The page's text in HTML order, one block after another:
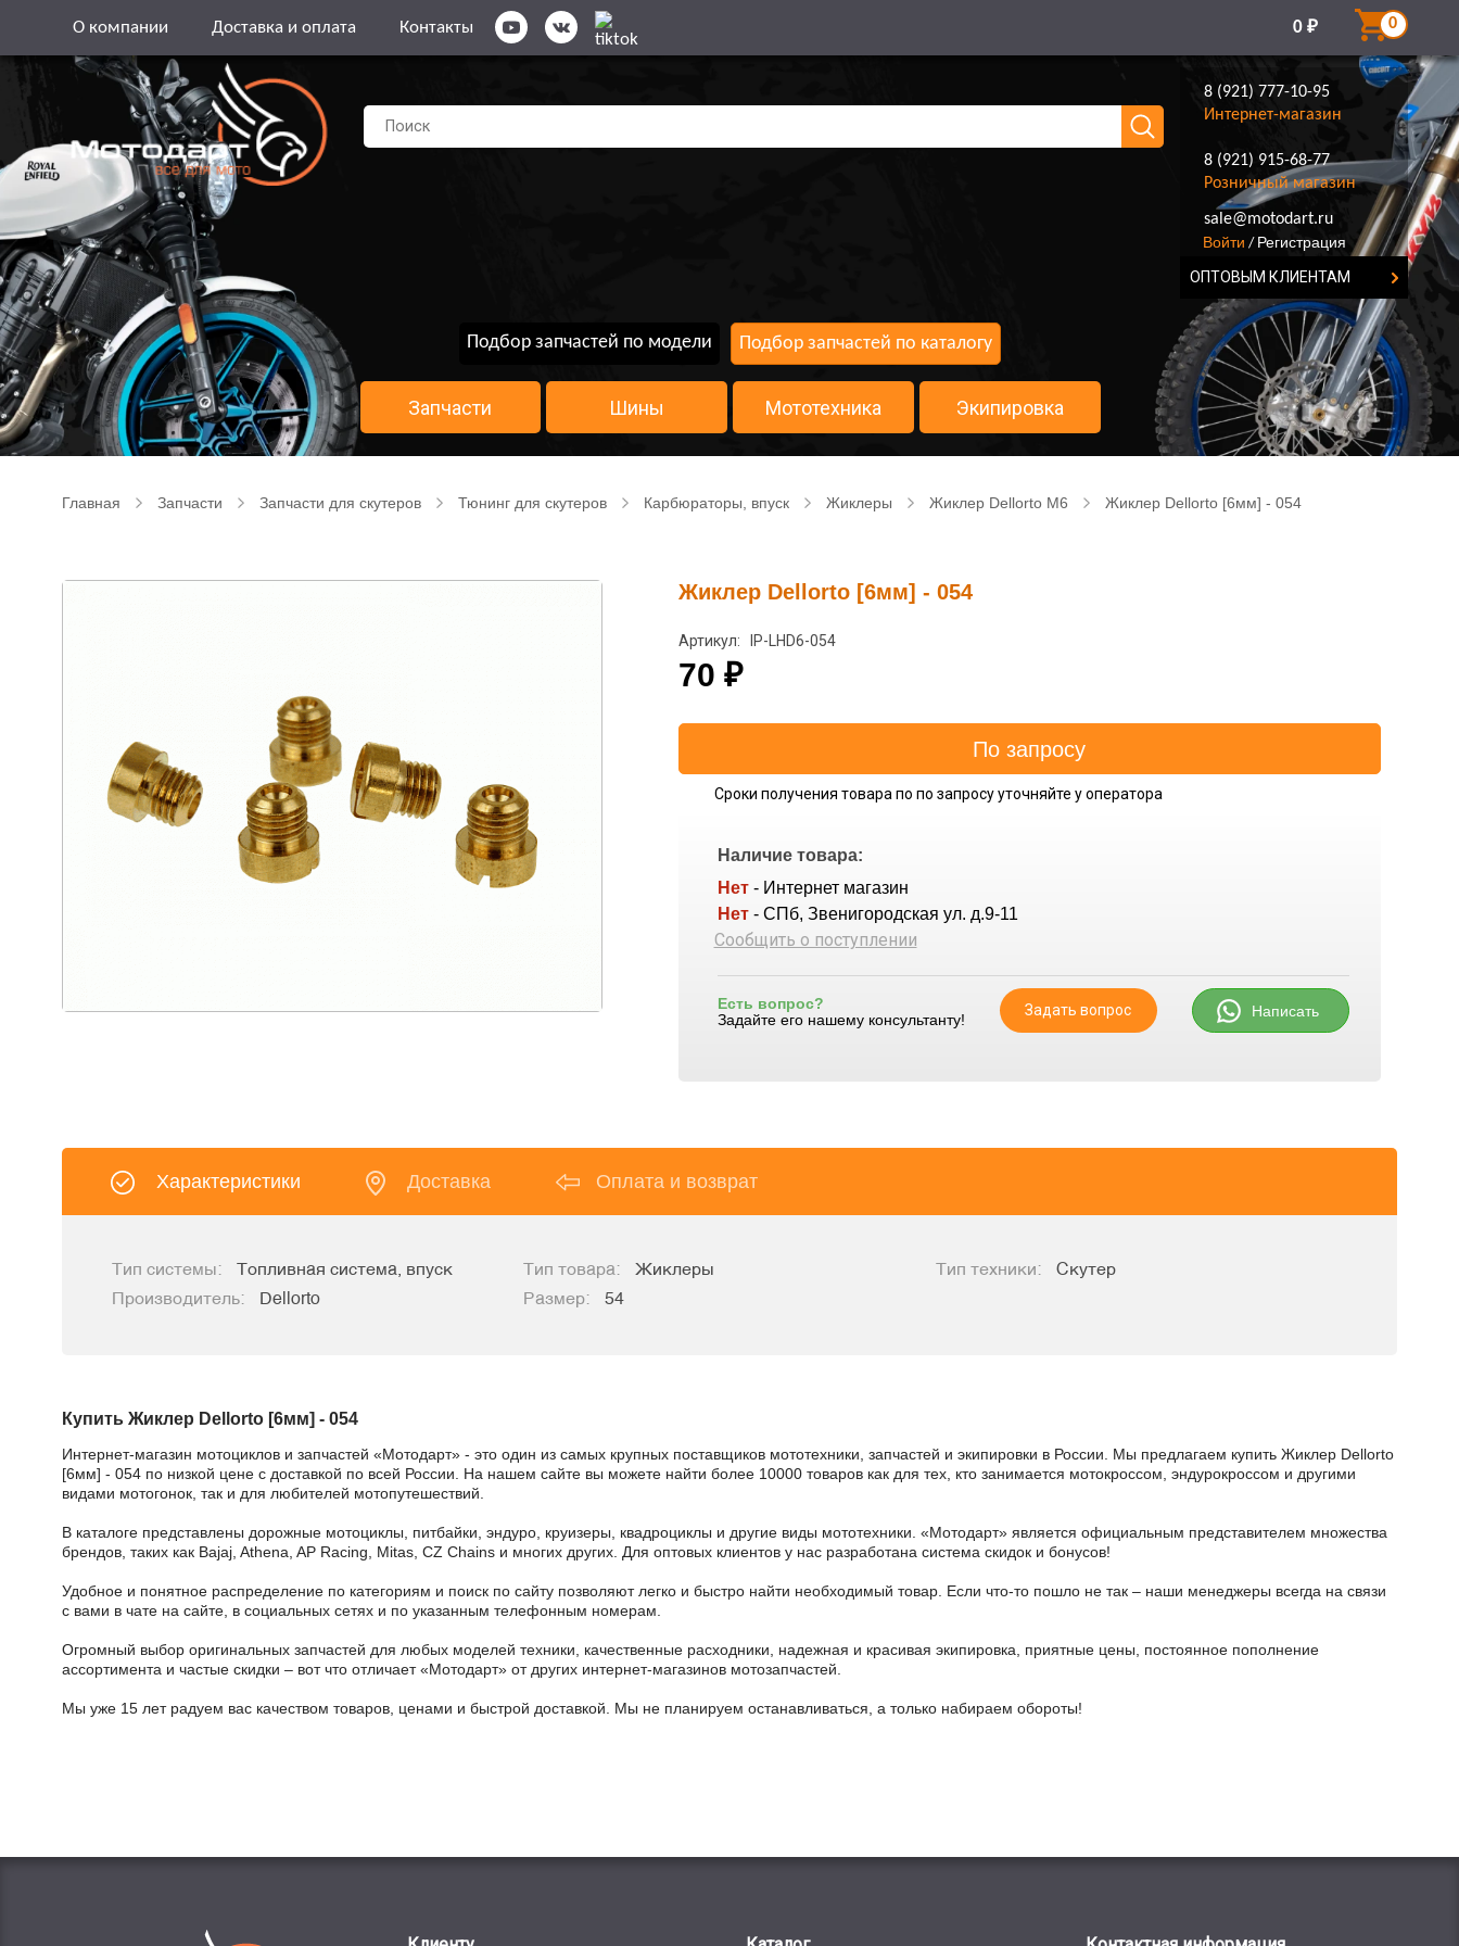
О компании Доставка и оплата Контакты 0 ₽ 0
8 (921) 777-10-95
Интернет-магазин
8 (921) 915-68-77
Розничный магазин
8 (921) 777-10-95
sale@motodart.ru
Войти / Регистрация
ОПТОВЫМ КЛИЕНТАМ
Подбор запчастей по модели Подбор запчастей по каталогу
Запчасти Шины Мототехника Экипировка
Главная Запчасти Запчасти для скутеров Тюнинг для скутеров Карбюраторы, впуск Жиклеры Жиклер Dellorto M6 Жиклер Dellorto [6мм] - 054
Жиклер Dellorto [6мм] - 054
Артикул: IP-LHD6-054
70 ₽
Сроки получения товара по по запросу уточняйте у оператора
Наличие товара:
Нет - Интернет магазин
Нет - СПб, Звенигородская ул. д.9-11
Сообщить о поступлении
Есть вопрос?
Задайте его нашему консультанту!
Задать вопрос Написать
Характеристики Доставка Оплата и возврат
Тип системы: Топливная система, впуск Тип товара: Жиклеры Тип техники:
Скутер
Производитель:
Dellorto Размер: 54
Купить Жиклер Dellorto [6мм] - 054
Интернет-магазин мотоциклов и запчастей «Мотодарт» - это один из самых крупных поставщиков мототехники, запчастей и экипировки в России. Мы предлагаем купить Жиклер Dellorto
[6мм] - 054 по низкой цене с доставкой по всей России. На нашем сайте вы можете найти более 10000 товаров как для тех, кто занимается мотокроссом, эндурокроссом и другими
видами мотогонок, так и для любителей мотопутешествий.
В каталоге представлены дорожные мотоциклы, питбайки, эндуро, круизеры, квадроциклы и другие виды мототехники. «Мотодарт» является официальным представителем множества
брендов, таких как Bajaj, Athena, AP Racing, Mitas, CZ Chains и многих других. Для оптовых клиентов у нас разработана система скидок и бонусов!
Удобное и понятное распределение по категориям и поиск по сайту позволяют легко и быстро найти необходимый товар. Если что-то пошло не так – наши менеджеры всегда на связи
с вами в чате на сайте, в социальных сетях и по указанным телефонным номерам.
Огромный выбор оригинальных запчастей для любых моделей техники, качественные расходники, надежная и красивая экипировка, приятные цены, постоянное пополнение
ассортимента и частые скидки – вот что отличает «Мотодарт» от других интернет-магазинов мотозапчастей.
Мы уже 15 лет радуем вас качеством товаров, ценами и быстрой доставкой. Мы не планируем останавливаться, а только набираем обороты!